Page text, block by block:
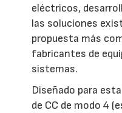
eléctricos,
las soluciones
propuesta más
fabricantes de
sistemas.
Diseñado para
de CC de modo 4